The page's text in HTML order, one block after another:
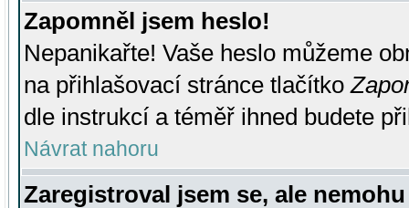
Zapomněl jsem heslo!
Nepanikařte! Vaše heslo můžeme
na přihlašovací stránce tlačítko
dle instrukcí a téměř ihned budete
Návrat nahoru
Zaregistroval jsem se, ale